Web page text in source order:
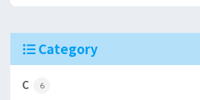
Category
C 6